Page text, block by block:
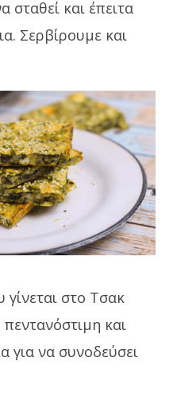
σταθεί και έπειτα
Σερβίρουμε και
στο Τσακ
και
για να συνοδεύσει